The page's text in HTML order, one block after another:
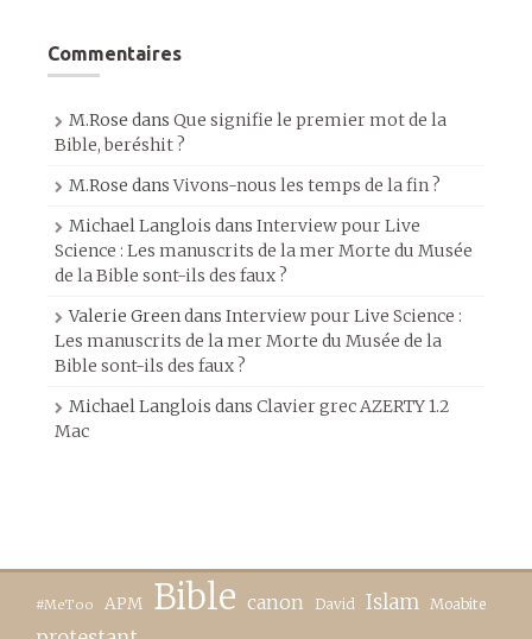
Commentaires
M.Rose dans Que signifie le premier mot de la
Bible, beréshit ?
M.Rose dansVivons-nous les temps de la fin ?
Michael Langlois dans Interview pour Live
Science : Les manuscrits de la mer Morte du Musée
de la Bible sont-ils des faux ?
Valerie Greendans Interview pour Live Science :
Les manuscrits de la mer Morte du Musée de la
Bible sont-ils des faux ?
Michael Langlois dans Clavier grec AZERTY 1.2
Mac
#MeToo APM Bible canon David Islam Moabite